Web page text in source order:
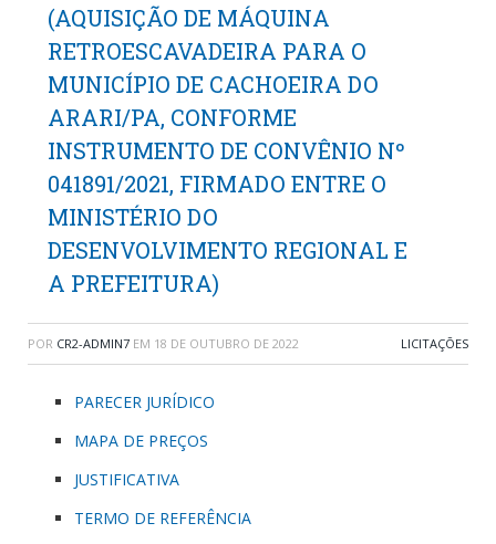
(AQUISIÇÃO DE MÁQUINA
RETROESCAVADEIRA PARA O
MUNICÍPIO DE CACHOEIRA DO
ARARI/PA, CONFORME
INSTRUMENTO DE CONVÊNIO Nº
041891/2021, FIRMADO ENTRE O
MINISTÉRIO DO
DESENVOLVIMENTO REGIONAL E
A PREFEITURA)
POR CR2-ADMIN7 EM 18 DE OUTUBRO DE 2022 LICITAÇÕES
PARECER JURÍDICO
MAPA DE PREÇOS
JUSTIFICATIVA
TERMO DE REFERÊNCIA